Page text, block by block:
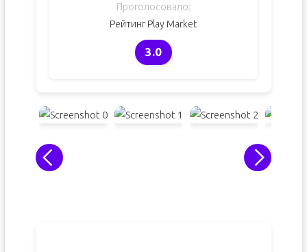
Проголосовало:
Рейтинг Play Market
3.0